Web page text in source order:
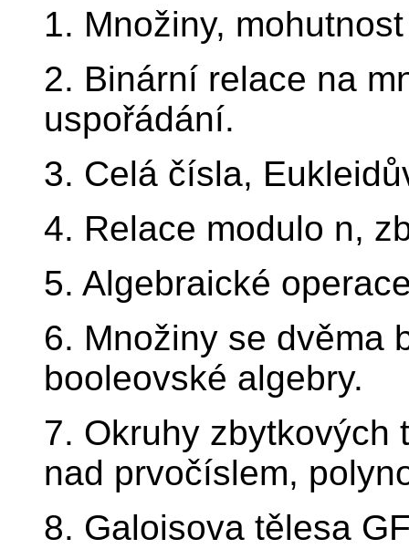
1. Množiny,
2. Binární relace na
uspořádání.
3. Celá čísla,
4. Relace modulo n,
5. Algebraické
6. Množiny se dvěma
booleovské algebry.
7. Okruhy zbytkových
nad prvočíslem,
8. Galoisova tělesa